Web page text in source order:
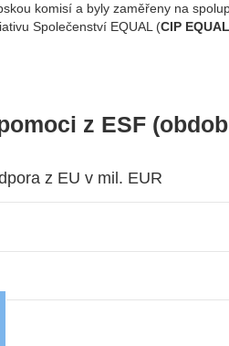
komisí a byly zaměřeny na
Společenství EQUAL (CIP
z ESF
z EU v mil. EUR